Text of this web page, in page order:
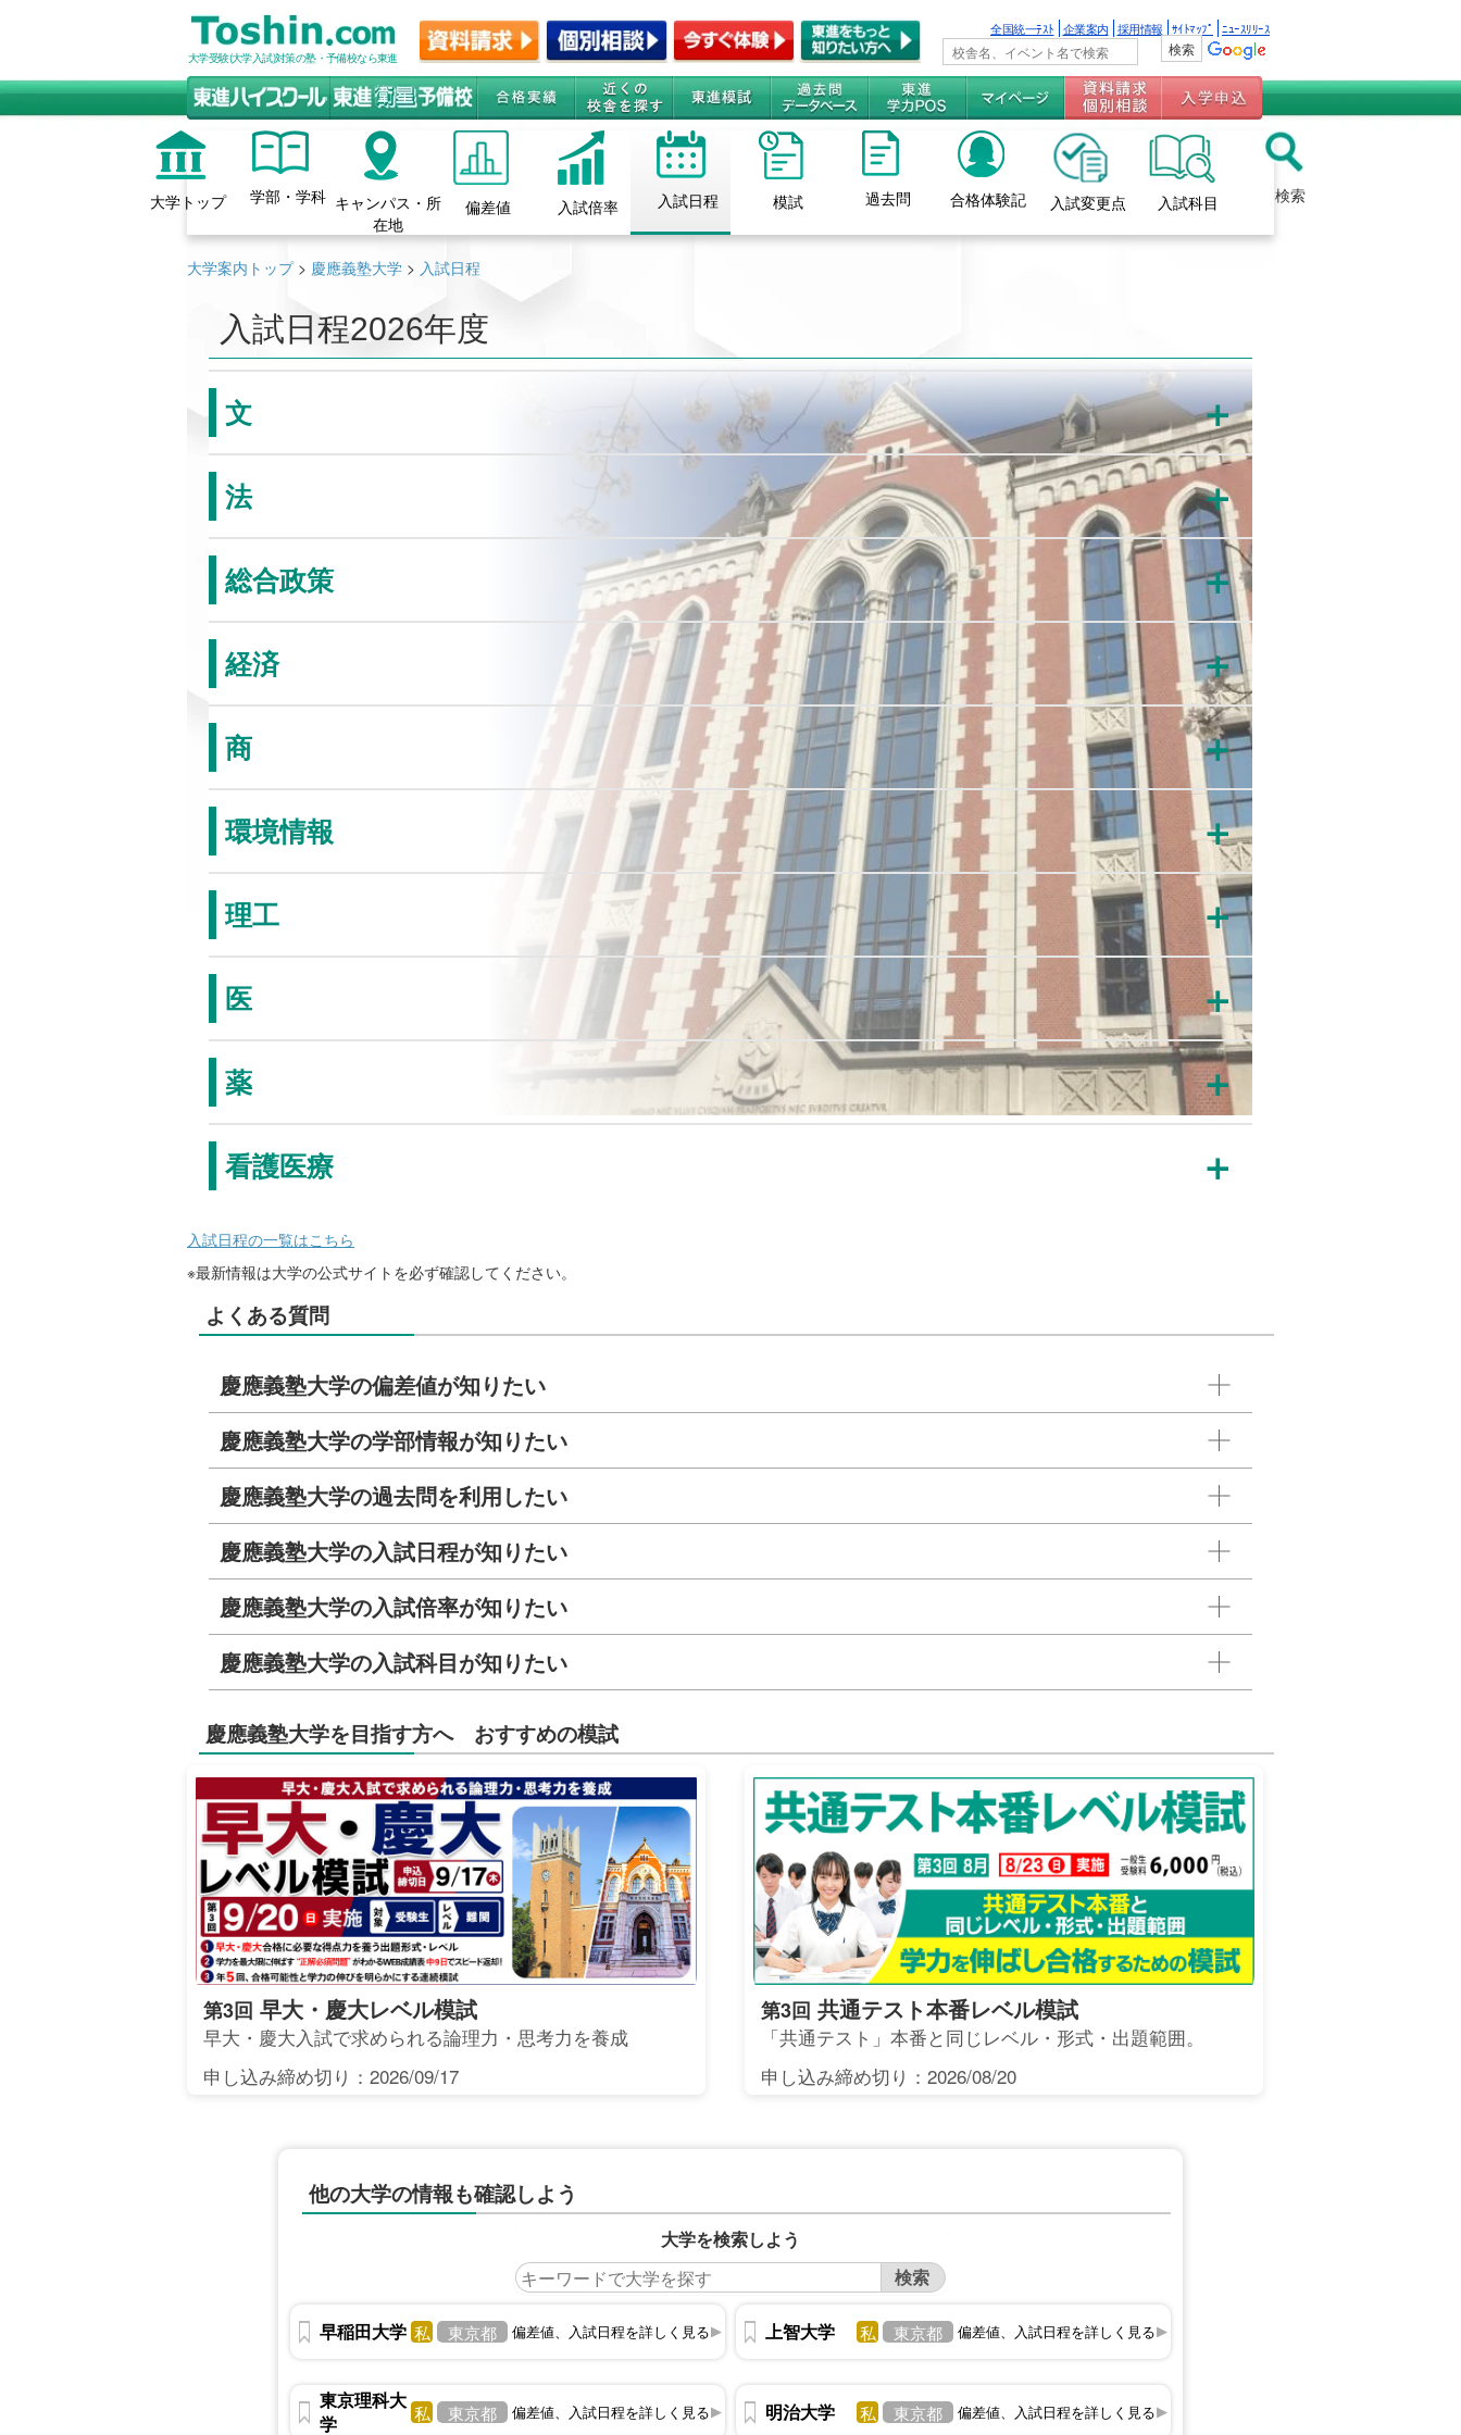
大学受験(大学入試)対策の塾・予備校なら東進
全国統一ﾃｽﾄ 企業案内 採用情報 ｻｲﾄﾏｯﾌﾟ ﾆｭｰｽﾘﾘｰｽ
大学トップ 学部・学科 キャンパス・所
在地
偏差値 入試倍率 入試日程 模試 過去問 合格体験記 入試変更点 入試科目 検索
大学案内トップ> 慶應義塾大学 > 入試日程
入試日程2026年度
文 ＋
法 ＋
総合政策 ＋
経済 ＋
商 ＋
環境情報 ＋
理工 ＋
医 ＋
薬 ＋
看護医療 ＋
入試日程の一覧はこちら
※最新情報は大学の公式サイトを必ず確認してください。
よくある質問
慶應義塾大学の偏差値が知りたい
慶應義塾大学の学部情報が知りたい
慶應義塾大学の過去問を利用したい
慶應義塾大学の入試日程が知りたい
慶應義塾大学の入試倍率が知りたい
慶應義塾大学の入試科目が知りたい
慶應義塾大学を目指す方へ おすすめの模試
第3回 早大・慶大レベル模試
早大・慶大入試で求められる論理力・思考力を養成
申し込み締め切り：2026/09/17
第3回 共通テスト本番レベル模試
「共通テスト」本番と同じレベル・形式・出題範囲。
申し込み締め切り：2026/08/20
他の大学の情報も確認しよう
大学を検索しよう
早稲田大学 私 東京都 偏差値、入試日程を詳しく見る 上智大学 私 東京都 偏差値、入試日程を詳しく見る
東京理科大
学
私 東京都 偏差値、入試日程を詳しく見る 明治大学 私 東京都 偏差値、入試日程を詳しく見る